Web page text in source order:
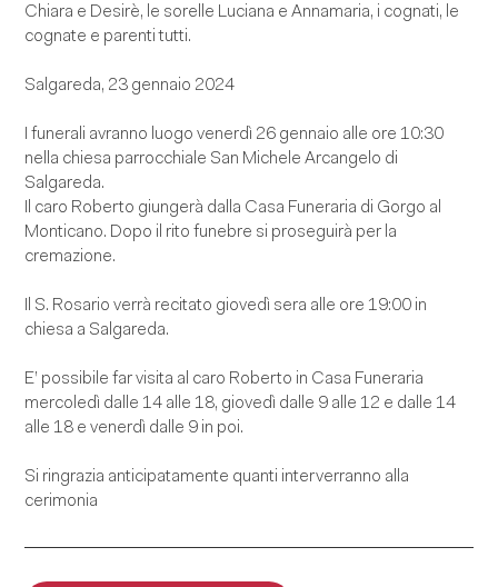
Chiara e Desirè, le sorelle Luciana e Annamaria, i cognati, le
cognate e parenti tutti.
Salgareda, 23 gennaio 2024
I funerali avranno luogo venerdì 26 gennaio alle ore 10:30
nella chiesa parrocchiale San Michele Arcangelo di
Salgareda.
Il caro Roberto giungerà dalla Casa Funeraria di Gorgo al
Monticano. Dopo il rito funebre si proseguirà per la
cremazione.
Il S. Rosario verrà recitato giovedì sera alle ore 19:00 in
chiesa a Salgareda.
E’ possibile far visita al caro Roberto in Casa Funeraria
mercoledì dalle 14 alle 18, giovedì dalle 9 alle 12 e dalle 14
alle 18 e venerdì dalle 9 in poi.
Si ringrazia anticipatamente quanti interverranno alla
cerimonia